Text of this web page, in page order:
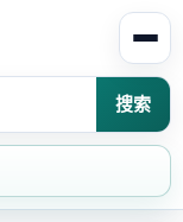
搜索